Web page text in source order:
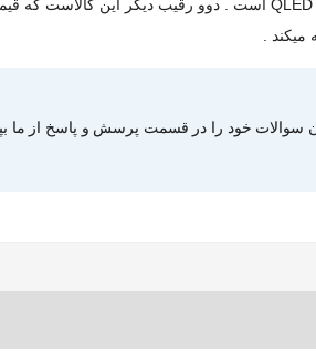
.
سوالات خود را در قسمت پرسش و پاسخ از ما